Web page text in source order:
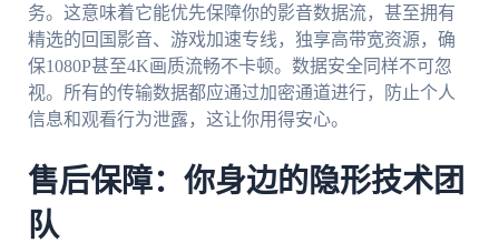
务。这意味着它能优先保障你的影音数据流，甚至拥有
精选的回国影音、游戏加速专线，独享高带宽资源，确
保1080P甚至4K画质流畅不卡顿。数据安全同样不可忽
视。所有的传输数据都应通过加密通道进行，防止个人
信息和观看行为泄露，这让你用得安心。
售后保障：你身边的隐形技术团
队